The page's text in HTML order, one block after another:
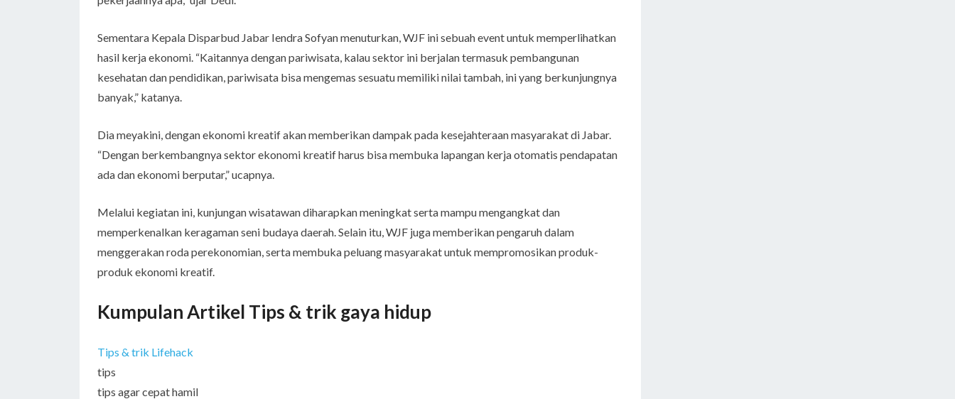
Sementara Kepala Disparbud Jabar Iendra Sofyan menuturkan, WJF ini sebuah event untuk memperlihatkan
hasil kerja ekonomi. “Kaitannya dengan pariwisata, kalau sektor ini berjalan termasuk pembangunan
kesehatan dan pendidikan, pariwisata bisa mengemas sesuatu memiliki nilai tambah, ini yang berkunjungnya
banyak,” katanya.
Dia meyakini, dengan ekonomi kreatif akan memberikan dampak pada kesejahteraan masyarakat di Jabar.
“Dengan berkembangnya sektor ekonomi kreatif harus bisa membuka lapangan kerja otomatis pendapatan
ada dan ekonomi berputar,” ucapnya.
Melalui kegiatan ini, kunjungan wisatawan diharapkan meningkat serta mampu mengangkat dan
memperkenalkan keragaman seni budaya daerah. Selain itu, WJF juga memberikan pengaruh dalam
menggerakan roda perekonomian, serta membuka peluang masyarakat untuk mempromosikan produk-
produk ekonomi kreatif.
Kumpulan Artikel Tips & trik gaya hidup
Tips & trik Lifehack
tips
tips agar cepat hamil